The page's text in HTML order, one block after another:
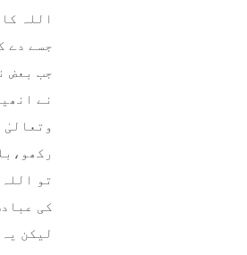
اللہ
جسے دے
جب بعض
نے
تو
کی
لیکن